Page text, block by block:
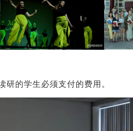
的学生必须支付的费用。